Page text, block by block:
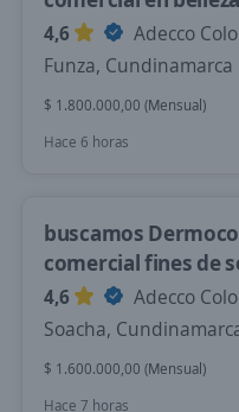
4,6
Adecco
Funza, Cundinamarca
$ 1.800.000,00 (Mensual)
Hace 6 horas
buscamos
comercial fines de
4,6
Adecco
Soacha,
$ 1.600.000,00 (Mensual)
Hace 7 horas